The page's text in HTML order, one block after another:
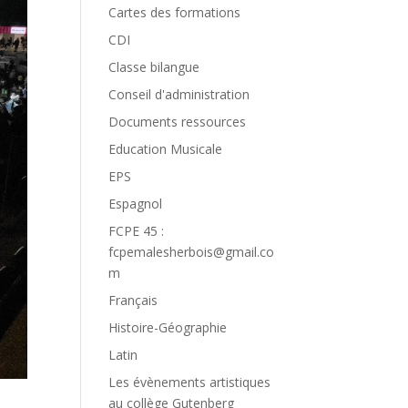
Cartes des formations
CDI
Classe bilangue
Conseil d'administration
Documents ressources
Education Musicale
EPS
Espagnol
FCPE 45 :
fcpemalesherbois@gmail.co
m
Français
Histoire-Géographie
Latin
Les évènements artistiques
au collège Gutenberg